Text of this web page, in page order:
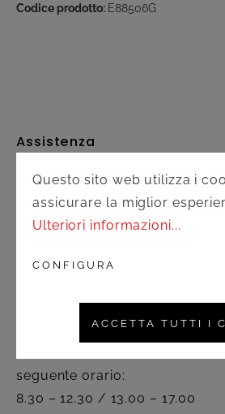
Codice prodotto: E88506G
Assistenza
Spedizione e pagamento
Diritto di recesso
Contatto
Servizio clienti
seguente orario:
8.30 – 12.30 / 13.00 – 17.00
Questo sito web utilizza i
assicurare la miglior
Ulteriori informazioni...
CONFIGURA
ACCETTA TUTTI I